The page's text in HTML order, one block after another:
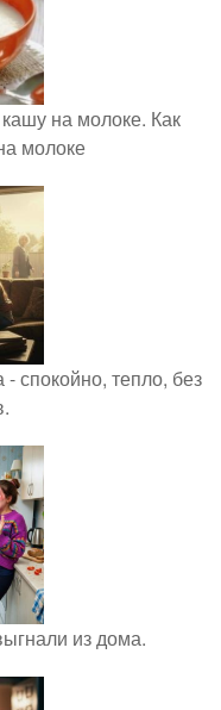
на молоке. Как
молоке
спокойно, тепло, без
из дома.